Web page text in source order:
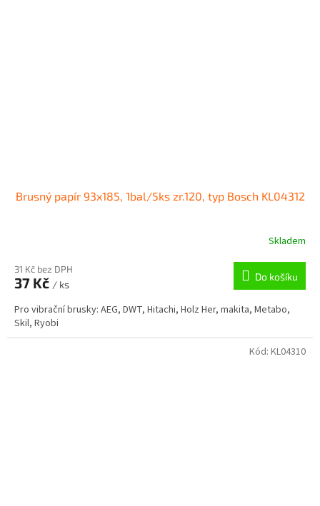
Brusný papír 93x185, 1bal/5ks zr.120, typ Bosch KL04312
Skladem
31 Kč bez DPH
37 Kč / ks
Do košíku
Pro vibrační brusky: AEG, DWT, Hitachi, Holz Her, makita, Metabo,
Skil, Ryobi
Kód: KL04310